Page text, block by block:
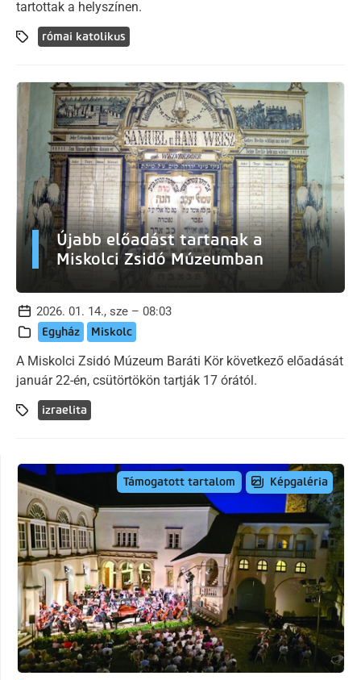
tartottak a helyszínen.
római katolikus
Újabb előadást tartanak a
Miskolci Zsidó Múzeumban
2026. 01. 14., sze – 08:03
Egyház Miskolc
A Miskolci Zsidó Múzeum Baráti Kör következő előadását
január 22-én, csütörtökön tartják 17 órától.
izraelita
Támogatott tartalom Képgaléria